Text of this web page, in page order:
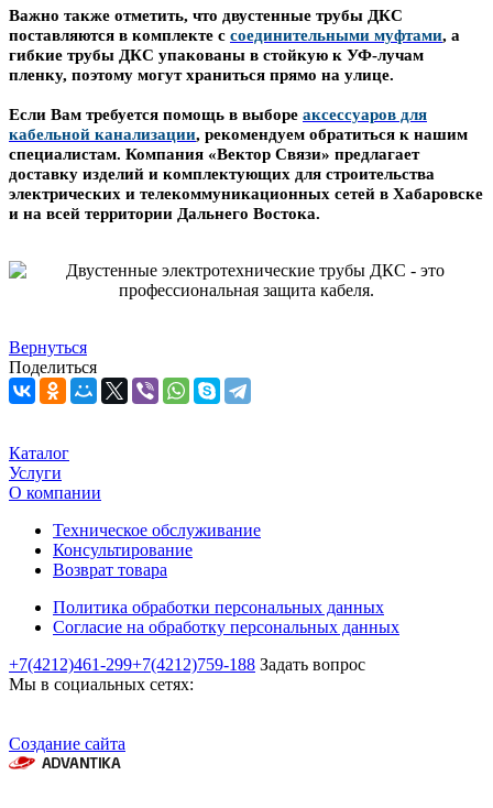
Важно также отметить, что двустенные трубы ДКС
поставляются в комплекте с соединительными муфтами, а
гибкие трубы ДКС упакованы в стойкую к УФ-лучам
пленку, поэтому могут храниться прямо на улице.
Если Вам требуется помощь в выборе аксессуаров для
кабельной канализации, рекомендуем обратиться к нашим
специалистам. Компания «Вектор Связи» предлагает
доставку изделий и комплектующих для строительства
электрических и телекоммуникационных сетей в Хабаровске
и на всей территории Дальнего Востока.
Вернуться
Поделиться
Каталог
Услуги
О компании
Техническое обслуживание
Консультирование
Возврат товара
Политика обработки персональных данных
Согласие на обработку персональных данных
+7(4212)461-299+7(4212)759-188 Задать вопрос
Мы в социальных сетях:
Создание сайта